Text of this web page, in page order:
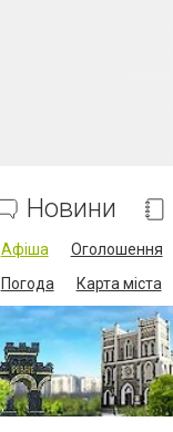
Новини
Афіша Оголошення
Погода
Карта міста